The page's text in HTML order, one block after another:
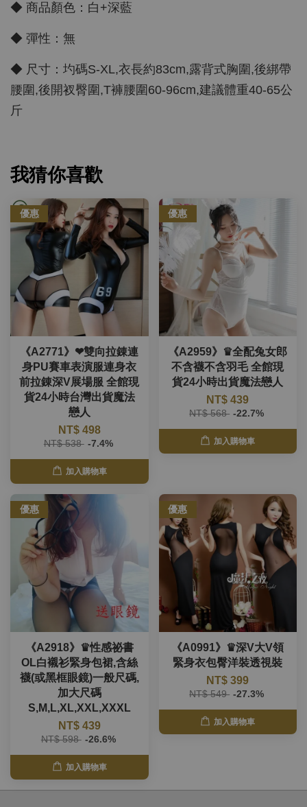
◆ 商品顏色：白+深藍
◆ 彈性：無
◆ 尺寸：圴碼S-XL,衣長約83cm,露背式胸圍,後綁帶
腰圍,後開衩臀圍,T褲腰圍60-96cm,建議體重40-65公
斤
我猜你喜歡
優惠
《A2771》❤雙向拉錬連
身PU賽車表演服連身衣
前拉錬深V展場服 全館現
貨24小時台灣出貨魔法
戀人
NT$ 498
NT$ 538 -7.4%
加入購物車
優惠
《A2959》♛全配兔女郎
不含襪不含羽毛 全館現
貨24小時出貨魔法戀人
NT$ 439
NT$ 568 -22.7%
加入購物車
優惠
《A2918》♛性感祕書
OL白襯衫緊身包裙,含絲
襪(或黑框眼鏡)一般尺碼,
加大尺碼
S,M,L,XL,XXL,XXXL
NT$ 439
NT$ 598 -26.6%
加入購物車
優惠
《A0991》♛深V大V領
緊身衣包臀洋裝透視裝
NT$ 399
NT$ 549 -27.3%
加入購物車